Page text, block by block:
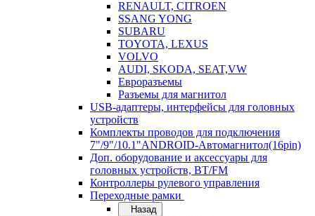
RENAULT, CITROEN
SSANG YONG
SUBARU
TOYOTA, LEXUS
VOLVO
AUDI, SKODA, SEAT,VW
Евроразъемы
Разъемы для магнитол
USB-адаптеры, интерфейсы для головных
устройств
Комплекты проводов для подключения
7"/9"/10.1"ANDROID-Автомагнитол(16pin)
Доп. оборудование и аксессуары для
головных устройств, BT/FM
Контроллеры рулевого управления
Переходные рамки
Назад